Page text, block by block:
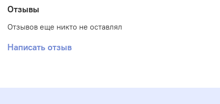
Отзывы
Отзывов еще никто не оставлял
Написать отзыв